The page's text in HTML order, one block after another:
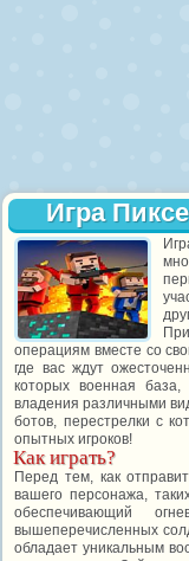
Игра
операциям вместе со
где вас ждут
которых военная
владения различными
ботов, перестрелки с
опытных игроков!
Как играть?
Перед тем, как
вашего персонажа,
обеспечивающий
вышеперечисленных
обладает уникальным